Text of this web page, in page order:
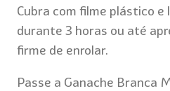
Cubra com filme plástico e
durante 3 horas ou até
firme de enrolar.
Passe a Ganache Branca